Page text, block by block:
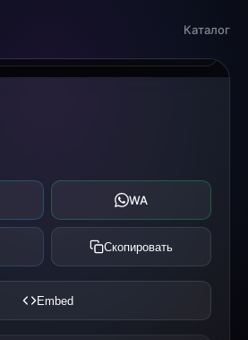
Каталог
WA
Скопировать
Embed